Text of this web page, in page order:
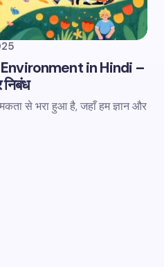
in Hindi –
निबंध
से भरा हुआ है, जहाँ हम ज्ञान और